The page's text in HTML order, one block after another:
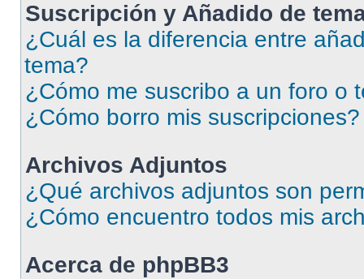
Suscripción y Añadido de
¿Cuál es la diferencia entre
tema?
¿Cómo me suscribo a un foro o
¿Cómo borro mis suscripciones?
Archivos Adjuntos
¿Qué archivos adjuntos son
¿Cómo encuentro todos mis
Acerca de phpBB3